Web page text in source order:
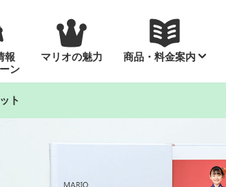
報
ン
マリオの魅力 商品・料金案内
ト